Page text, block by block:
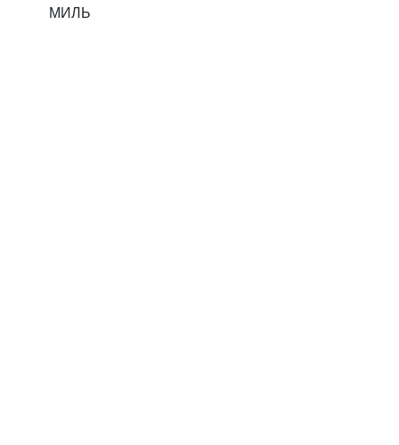
МИЛЬ